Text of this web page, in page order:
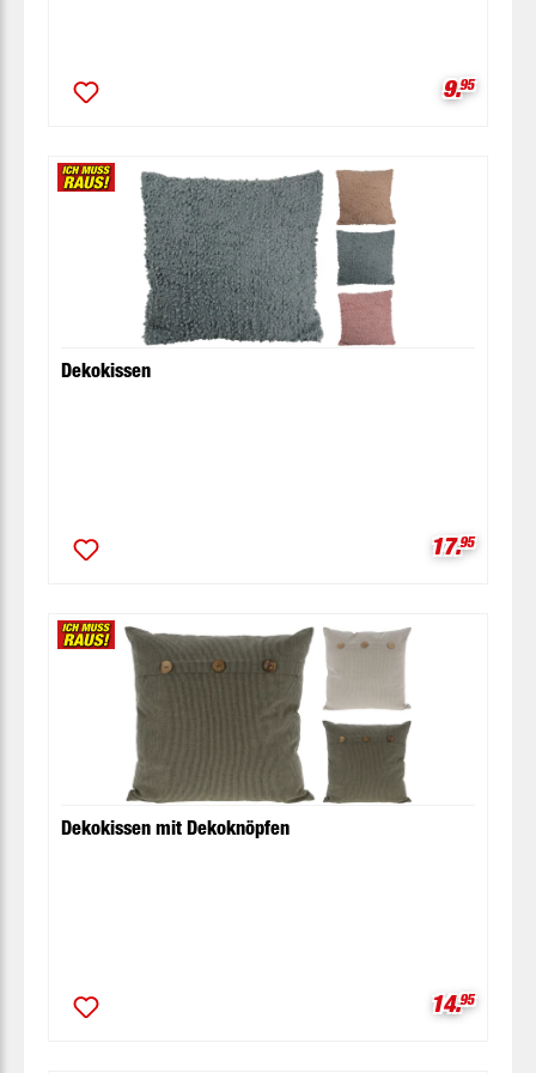
9.95
Dekokissen
17.95
Dekokissen mit Dekoknöpfen
14.95